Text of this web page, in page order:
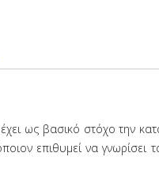
ως βασικό στόχο
επιθυμεί να γνωρίσει